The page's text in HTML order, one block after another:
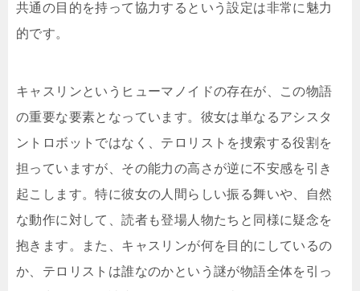
共通の目的を持って協力するという設定は非常に魅力
的です。
キャスリンというヒューマノイドの存在が、この物語
の重要な要素となっています。彼女は単なるアシスタ
ントロボットではなく、テロリストを捜索する役割を
担っていますが、その能力の高さが逆に不安感を引き
起こします。特に彼女の人間らしい振る舞いや、自然
な動作に対して、読者も登場人物たちと同様に疑念を
抱きます。また、キャスリンが何を目的にしているの
か、テロリストは誰なのかという謎が物語全体を引っ